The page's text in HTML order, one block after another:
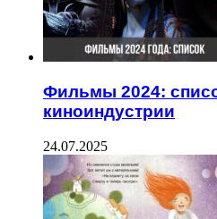
Фильмы 2024:
киноиндустрии
24.07.2025